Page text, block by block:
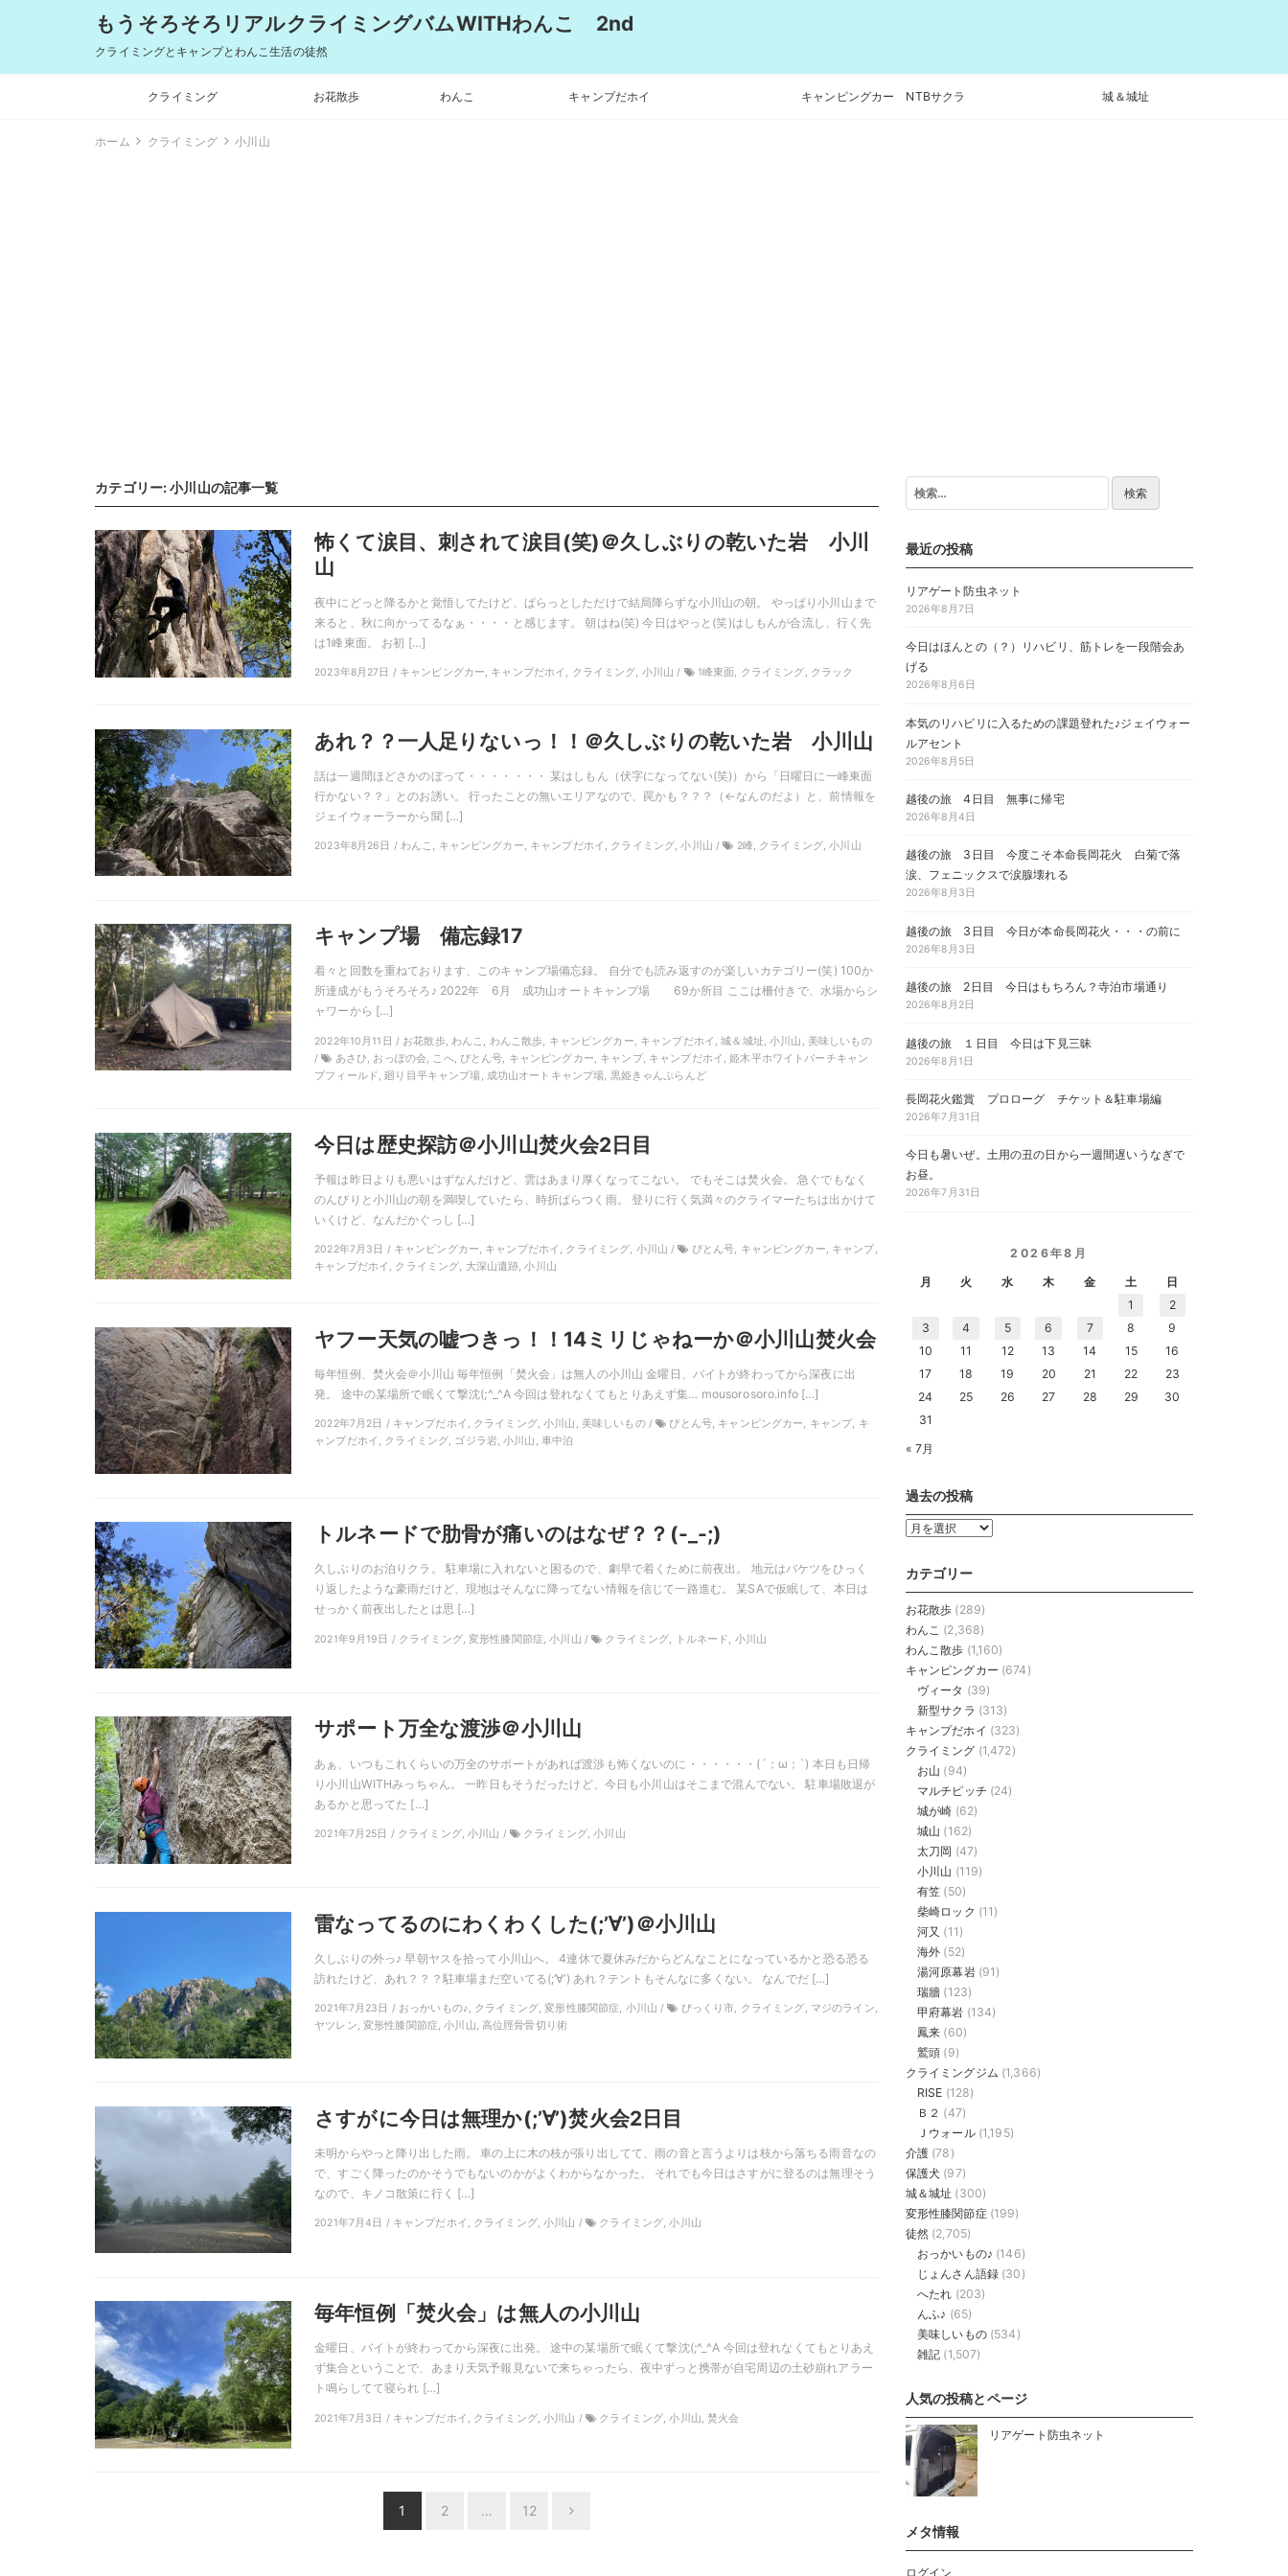
もうそろそろリアルクライミングバムWITHわんこ 2nd
クライミングとキャンプとわんこ生活の徒然
クライミング お花散歩 わんこ キャンプだホイ キャンピングカー NTBサクラ 城＆城址
ホーム クライミング 小川山
カテゴリー: 小川山の記事一覧
怖くて涙目、刺されて涙目(笑)＠久しぶりの乾いた岩 小川
山
夜中にどっと降るかと覚悟してたけど、ぱらっとしただけで結局降らずな小川山の朝。 やっぱり小川山まで
来ると、秋に向かってるなぁ・・・・と感じます。 朝はね(笑) 今日はやっと(笑)はしもんが合流し、行く先
は1峰東面。 お初 […]
2023年8月27日 / キャンピングカー, キャンプだホイ, クライミング, 小川山 / 1峰東面, クライミング, クラック
あれ？？一人足りないっ！！＠久しぶりの乾いた岩 小川山
話は一週間ほどさかのぼって・・・・・・・ 某はしもん（伏字になってない(笑)）から「日曜日に一峰東面
行かない？？」とのお誘い。 行ったことの無いエリアなので、罠かも？？？（←なんのだよ）と、前情報を
ジェイウォーラーから聞 […]
2023年8月26日 / わんこ, キャンピングカー, キャンプだホイ, クライミング, 小川山 / 2峰, クライミング, 小川山
キャンプ場 備忘録17
着々と回数を重ねております、このキャンプ場備忘録。 自分でも読み返すのが楽しいカテゴリー(笑) 100か
所達成がもうそろそろ♪ 2022年 6月 成功山オートキャンプ場 69か所目 ここは柵付きで、水場からシ
ャワーから […]
2022年10月11日 / お花散歩, わんこ, わんこ散歩, キャンピングカー, キャンプだホイ, 城＆城址, 小川山, 美味しいもの
/
あさひ, おっぽの会, こへ, ぴとん号, キャンピングカー, キャンプ, キャンプだホイ, 姫木平ホワイトバーチキャン
プフィールド, 廻り目平キャンプ場, 成功山オートキャンプ場, 黒姫きゃんぷらんど
今日は歴史探訪＠小川山焚火会2日目
予報は昨日よりも悪いはずなんだけど、雲はあまり厚くなってこない。 でもそこは焚火会。 急ぐでもなく
のんびりと小川山の朝を満喫していたら、時折ぱらつく雨。 登りに行く気満々のクライマーたちは出かけて
いくけど、なんだかぐっし […]
2022年7月3日 / キャンピングカー, キャンプだホイ, クライミング, 小川山 /
ぴとん号, キャンピングカー, キャンプ,
キャンプだホイ, クライミング, 大深山遺跡, 小川山
ヤフー天気の嘘つきっ！！14ミリじゃねーか＠小川山焚火会
毎年恒例、焚火会＠小川山 毎年恒例「焚火会」は無人の小川山 金曜日、バイトが終わってから深夜に出
発。 途中の某場所で眠くて撃沈(;^_^A 今回は登れなくてもとりあえず集… mousorosoro.info […]
2022年7月2日 / キャンプだホイ, クライミング, 小川山, 美味しいもの /
ぴとん号, キャンピングカー, キャンプ, キ
ャンプだホイ, クライミング, ゴジラ岩, 小川山, 車中泊
トルネードで肋骨が痛いのはなぜ？？(-_-;)
久しぶりのお泊りクラ。 駐車場に入れないと困るので、劇早で着くために前夜出。 地元はバケツをひっく
り返したような豪雨だけど、現地はそんなに降ってない情報を信じて一路進む。 某SAで仮眠して、本日は
せっかく前夜出したとは思 […]
2021年9月19日 / クライミング, 変形性膝関節症, 小川山 / クライミング, トルネード, 小川山
サポート万全な渡渉＠小川山
あぁ、いつもこれくらいの万全のサポートがあれば渡渉も怖くないのに・・・・・・(´；ω；`) 本日も日帰
り小川山WITHみっちゃん。 一昨日もそうだったけど、今日も小川山はそこまで混んでない。 駐車場敗退が
あるかと思ってた […]
2021年7月25日 / クライミング, 小川山 / クライミング, 小川山
雷なってるのにわくわくした(;’∀’)＠小川山
久しぶりの外っ♪ 早朝ヤスを拾って小川山へ。 4連休で夏休みだからどんなことになっているかと恐る恐る
訪れたけど、あれ？？？駐車場まだ空いてる(;’∀’) あれ？テントもそんなに多くない。 なんでだ […]
2021年7月23日 / おっかいもの♪, クライミング, 変形性膝関節症, 小川山 /
びっくり市, クライミング, マジのライン,
ヤツレン, 変形性膝関節症, 小川山, 高位脛骨骨切り術
さすがに今日は無理か(;’∀’)焚火会2日目
未明からやっと降り出した雨。 車の上に木の枝が張り出してて、雨の音と言うよりは枝から落ちる雨音なの
で、すごく降ったのかそうでもないのかがよくわからなかった。 それでも今日はさすがに登るのは無理そう
なので、キノコ散策に行く […]
2021年7月4日 / キャンプだホイ, クライミング, 小川山 / クライミング, 小川山
毎年恒例「焚火会」は無人の小川山
金曜日、バイトが終わってから深夜に出発。 途中の某場所で眠くて撃沈(;^_^A 今回は登れなくてもとりあえ
ず集合ということで、あまり天気予報見ないで来ちゃったら、夜中ずっと携帯が自宅周辺の土砂崩れアラー
ト鳴らしてて寝られ […]
2021年7月3日 / キャンプだホイ, クライミング, 小川山 / クライミング, 小川山, 焚火会
1 2 … 12 Next
索:
最近の投稿
リアゲート防虫ネット
2026年8月7日
今日はほんとの（？）リハビリ、筋トレを一段階会あ
げる
2026年8月6日
本気のリハビリに入るための課題登れた♪ジェイウォー
ルアセント
2026年8月5日
越後の旅 4日目 無事に帰宅
2026年8月4日
越後の旅 3日目 今度こそ本命長岡花火 白菊で落
涙、フェニックスで涙腺壊れる
2026年8月3日
越後の旅 3日目 今日が本命長岡花火・・・の前に
2026年8月3日
越後の旅 2日目 今日はもちろん？寺泊市場通り
2026年8月2日
越後の旅 １日目 今日は下見三昧
2026年8月1日
長岡花火鑑賞 プロローグ チケット＆駐車場編
2026年7月31日
今日も暑いぜ。土用の丑の日から一週間遅いうなぎで
お昼。
2026年7月31日
2026年8月
月
火 水 木 金 土 日
« 7月
1
2
3
4 5 6 7 8
9
10
11 12 13 14 15
16
17
18 19 20 21 22
23
24
25 26 27 28 29
30
31
過去の投稿
過
の
稿
カテゴリー
お花散歩 (289)
わんこ (2,368)
わんこ散歩 (1,160)
キャンピングカー (674)
ヴィータ (39)
新型サクラ (313)
キャンプだホイ (323)
クライミング (1,472)
お山 (94)
マルチピッチ (24)
城が崎 (62)
城山 (162)
太刀岡 (47)
小川山 (119)
有笠 (50)
柴崎ロック (11)
河又 (11)
海外 (52)
湯河原幕岩(91)
瑞牆 (123)
甲府幕岩 (134)
鳳来 (60)
鷲頭 (9)
クライミングジム (1,366)
RISE (128)
Ｂ２ (47)
Ｊウォール(1,195)
介護 (78)
保護犬 (97)
城＆城址 (300)
変形性膝関節症(199)
徒然 (2,705)
おっかいもの♪ (146)
じょんさん語録(30)
へたれ (203)
んふ♪ (65)
美味しいもの(534)
雑記 (1,507)
人気の投稿とページ
リアゲート防虫ネット
メタ情報
ログイン